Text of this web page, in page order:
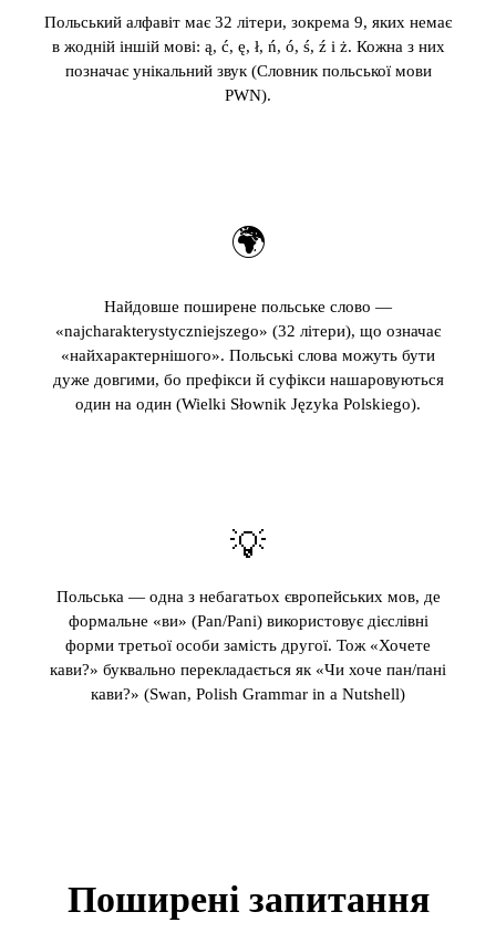
Польський алфавіт має 32 літери, зокрема 9, яких немає
в жодній іншій мові: ą, ć, ę, ł, ń, ó, ś, ź і ż. Кожна з них
позначає унікальний звук (Словник польської мови
PWN).
🌍
Найдовше поширене польське слово —
«najcharakterystyczniejszego» (32 літери), що означає
«найхарактернішого». Польські слова можуть бути
дуже довгими, бо префікси й суфікси нашаровуються
один на один (Wielki Słownik Języka Polskiego).
💡
Польська — одна з небагатьох європейських мов, де
формальне «ви» (Pan/Pani) використовує дієслівні
форми третьої особи замість другої. Тож «Хочете
кави?» буквально перекладається як «Чи хоче пан/пані
кави?» (Swan, Polish Grammar in a Nutshell)
Поширені запитання